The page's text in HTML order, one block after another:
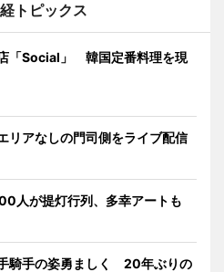
トピックス
「Social」 韓国定番料理を現
リアなしの門司側をライブ配信
人が提灯行列、多幸アートも
騎手の姿勇ましく 20年ぶりの